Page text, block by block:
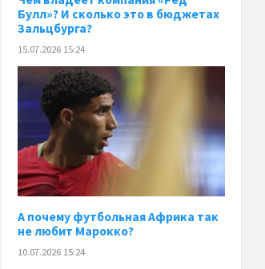
Булл»? И сколько это в бюджетах
Зальцбурга?
15.07.2026 15:24
А почему футбольная Африка так
не любит Марокко?
10.07.2026 15:24